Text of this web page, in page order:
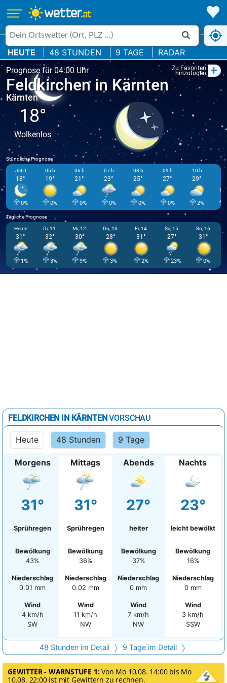
HEUTE 48 STUNDEN 9 TAGE RADAR
Prognose für 04:00 Uhr Zu Favoriten
hinzufügen +
Feldkirchen in Kärnten
Kärnten
18°
Wolkenlos
Stündliche Prognose
Jetzt
18°
0%
05 h
19°
0%
06 h
21°
0%
07 h
23°
0%
08 h
25°
0%
09 h
27°
0%
10 h
29°
2%
Tägliche Prognose
Heute
31°
1%
Di, 11.
32°
3%
Mi, 12.
30°
9%
Do, 13.
28°
3%
Fr, 14.
31°
2%
Sa, 15.
27°
23%
So, 16.
31°
0%
FELDKIRCHEN IN KÄRNTENVORSCHAU
Heute 48 Stunden 9 Tage
Morgens
31°
Sprühregen
Bewölkung
43%
Niederschlag
0.01 mm
Wind
4 km/h
SW
Mittags
31°
Sprühregen
Bewölkung
36%
Niederschlag
0.02 mm
Wind
11 km/h
NW
Abends
27°
heiter
Bewölkung
37%
Niederschlag
0 mm
Wind
7 km/h
NW
Nachts
23°
leicht bewölkt
Bewölkung
16%
Niederschlag
0 mm
Wind
3 km/h
SSW
48 Stunden im Detail 9 Tage im Detail
GEWITTER - WARNSTUFE 1:Von Mo 10.08. 14:00 bis Mo
10.08. 22:00 ist mit Gewittern zu rechnen.